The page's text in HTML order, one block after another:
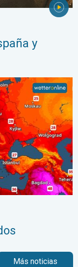
y
. . martes, 4
Más noticias